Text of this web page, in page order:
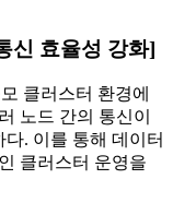
신 효율성 강화]
클러스터 환경에
노드 간의 통신이
. 이를 통해 데이터
클러스터 운영을